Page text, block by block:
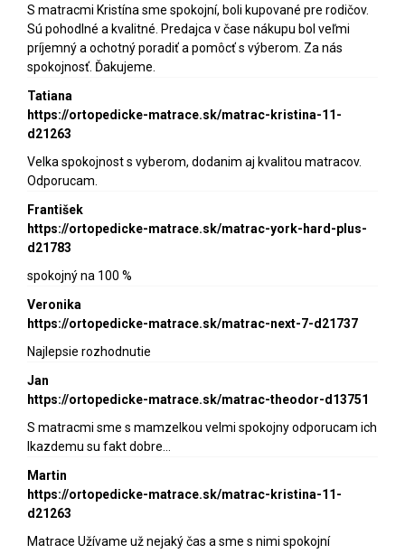
S matracmi Kristína sme spokojní, boli kupované pre rodičov.
Sú pohodlné a kvalitné. Predajca v čase nákupu bol veľmi
príjemný a ochotný poradiť a pomôcť s výberom. Za nás
spokojnosť. Ďakujeme.
Tatiana
https://ortopedicke-matrace.sk/matrac-kristina-11-
d21263
Velka spokojnost s vyberom, dodanim aj kvalitou matracov.
Odporucam.
František
https://ortopedicke-matrace.sk/matrac-york-hard-plus-
d21783
spokojný na 100 %
Veronika
https://ortopedicke-matrace.sk/matrac-next-7-d21737
Najlepsie rozhodnutie
Jan
https://ortopedicke-matrace.sk/matrac-theodor-d13751
S matracmi sme s mamzelkou velmi spokojny odporucam ich
lkazdemu su fakt dobre…
Martin
https://ortopedicke-matrace.sk/matrac-kristina-11-
d21263
Matrace Užívame už nejaký čas a sme s nimi spokojní